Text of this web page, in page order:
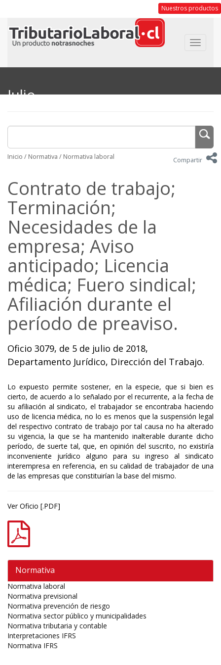
Nuestros productos
Toggle
Julio
Inicio / Normativa / Normativa laboral Compartir
Contrato de trabajo;
Terminación;
Necesidades de la
empresa; Aviso
anticipado; Licencia
médica; Fuero sindical;
Afiliación durante el
período de preaviso.
Oficio 3079, de 5 de julio de 2018,
Departamento Jurídico, Dirección del Trabajo.
Lo expuesto permite sostener, en la especie, que si bien es
cierto, de acuerdo a lo señalado por el recurrente, a la fecha de
su afiliación al sindicato, el trabajador se encontraba haciendo
uso de licencia médica, no lo es menos que la suspensión legal
del respectivo contrato de trabajo por tal causa no ha alterado
su vigencia, la que se ha mantenido inalterable durante dicho
período, de suerte tal, que, en opinión del suscrito, no existiría
inconveniente jurídico alguno para su ingreso al sindicato
interempresa en referencia, en su calidad de trabajador de una
de las empresas que constituirían la base del mismo.
Ver Oficio [.PDF]
Normativa
Normativa laboral
Normativa previsional
Normativa prevención de riesgo
Normativa sector público y municipalidades
Normativa tributaria y contable
Interpretaciones IFRS
Normativa IFRS